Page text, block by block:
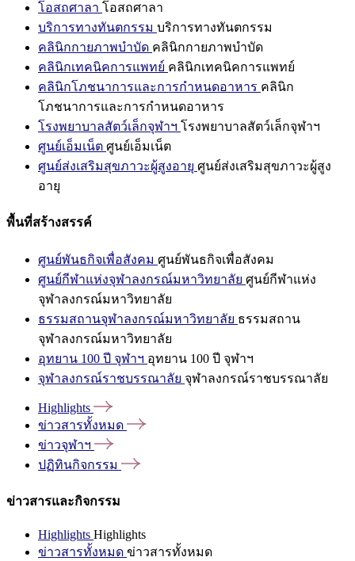
โอสถศาลา โอสถศาลา
บริการทางทันตกรรม บริการทางทันตกรรม
คลินิกกายภาพบำบัด คลินิกกายภาพบำบัด
คลินิกเทคนิคการแพทย์ คลินิกเทคนิคการแพทย์
คลินิกโภชนาการและการกำหนดอาหาร คลินิก
โภชนาการและการกำหนดอาหาร
โรงพยาบาลสัตว์เล็กจุฬาฯ โรงพยาบาลสัตว์เล็กจุฬาฯ
ศูนย์เอ็มเน็ต ศูนย์เอ็มเน็ต
ศูนย์ส่งเสริมสุขภาวะผู้สูงอายุ ศูนย์ส่งเสริมสุขภาวะผู้สูง
อายุ
พื้นที่สร้างสรรค์
ศูนย์พันธกิจเพื่อสังคม ศูนย์พันธกิจเพื่อสังคม
ศูนย์กีฬาแห่งจุฬาลงกรณ์มหาวิทยาลัย ศูนย์กีฬาแห่ง
จุฬาลงกรณ์มหาวิทยาลัย
ธรรมสถานจุฬาลงกรณ์มหาวิทยาลัย ธรรมสถาน
จุฬาลงกรณ์มหาวิทยาลัย
อุทยาน 100 ปี จุฬาฯ อุทยาน 100 ปี จุฬาฯ
จุฬาลงกรณ์ราชบรรณาลัย จุฬาลงกรณ์ราชบรรณาลัย
Highlights
ข่าวสารทั้งหมด
ข่าวจุฬาฯ
ปฏิทินกิจกรรม
ข่าวสารและกิจกรรม
Highlights Highlights
ข่าวสารทั้งหมด ข่าวสารทั้งหมด